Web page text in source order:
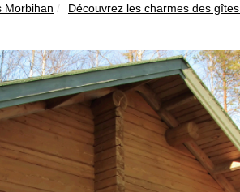
Morbihan Découvrez les charmes des gîtes